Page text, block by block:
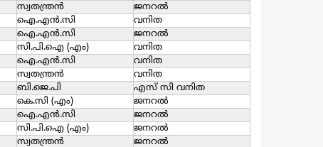
സ്വതന്ത്രന്‍
ജനറല്‍
ഐ.എന്‍.സി
വനിത
ഐ.എന്‍.സി
ജനറല്‍
സി.പി.ഐ (എം)
വനിത
ഐ.എന്‍.സി
വനിത
സ്വതന്ത്രന്‍
വനിത
ബി.ജെ.പി
എസ്‌ സി വനിത
കെ.സി (എം)
ജനറല്‍
ഐ.എന്‍.സി
ജനറല്‍
സി.പി.ഐ (എം)
ജനറല്‍
സ്വതന്ത്രന്‍
ജനറല്‍